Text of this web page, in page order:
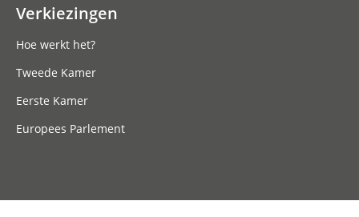
Verkiezingen
Hoe werkt het?
Tweede Kamer
Eerste Kamer
Europees Parlement